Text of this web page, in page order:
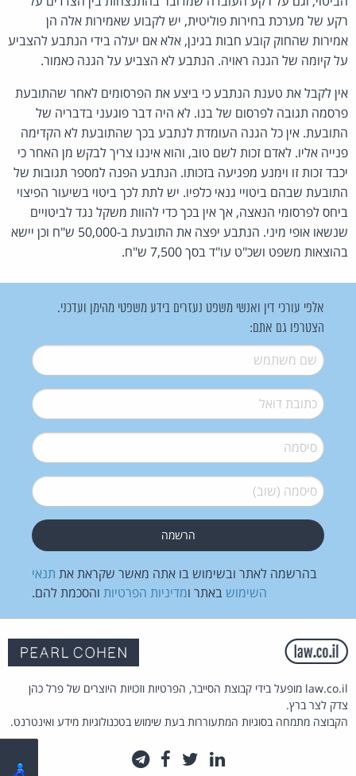
רקע של מערכת בחירות פוליטית, יש לקבוע שאמירות אלה הן
אמירות שהחוק קובע חבות בגינן, אלא אם יעלה בידי הנתבע להצביע
על קיומה של הגנה ראויה. הנתבע לא הצביע על הגנה כאמור.
אין לקבל את טענת הנתבע כי ביצע את הפרסומים לאחר שהתובעת
פרסמה תגובה לפרסום של בנו. לא היה דבר פוגעני בדבריה של
התובעת. אין כל הגנה העומדת לנתבע בכך שהתובעת לא הקדימה
פנייה אליו. לאדם זכות לשם טוב, והוא איננו צריך לבקש מן האחר כי
יכבד זכות זו וימנע מפגיעה בזכותו. הנתבע הפנה למספר תגובות של
התובעת שבהם ביטויי גנאי כלפיו. יש לתת לכך ביטוי בשיעור הפיצוי
ביחס לפרסומי הנאצה, אך אין בכך כדי להוות משקל נגד לביטויים
שנשאו אופי מיני. הנתבע יפצה את התובעת ב-50,000 ש"ח וכן יישא
בהוצאות משפט ושכ"ט עו"ד בסך 7,500 ש"ח.
אלפי עורכי דין ואנשי משפט נעזרים בידע משפטי מהימן ועדכני.
הצטרפו גם אתם:
שם משתמש*
דואל*
סיסמה*
סיסמה (שוב)*
בהרשמה לאתר ובשימוש בו אתה מאשר שקראת את תנאי
השימוש באתר ומדיניות הפרטיות והסכמת להם.
law.co.il מופעל בידי קבוצת הסייבר, הפרטיות וזכויות היוצרים של פרל כהן
צדק לצר ברץ.
הקבוצה מתמחה בסוגיות המתעוררות בעת שימוש בטכנולוגיות מידע ואינטרנט.
לינקדאין
טוויטרפייסבוק